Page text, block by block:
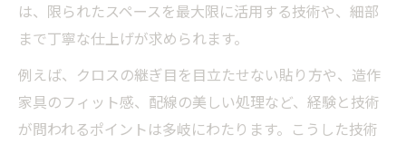
は、限られたスペースを最大限に活用する技術や、細部
まで丁寧な仕上げが求められます。
例えば、クロスの継ぎ目を目立たせない貼り方や、造作
家具のフィット感、配線の美しい処理など、経験と技術
が問われるポイントは多岐にわたります。こうした技術